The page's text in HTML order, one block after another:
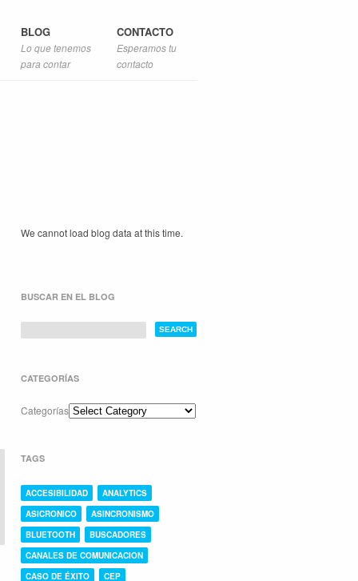
BLOG
Lo que tenemos
para contar
CONTACTO
Esperamos tu
contacto
We cannot load blog data at this time.
BUSCAR EN EL BLOG
CATEGORÍAS
Categorías
TAGS
ACCESIBILIDAD
ANALYTICS
ASICRONICO
ASINCRONISMO
BLUETOOTH
BUSCADORES
CANALES DE COMUNICACION
CASO DE ÉXITO
CEP